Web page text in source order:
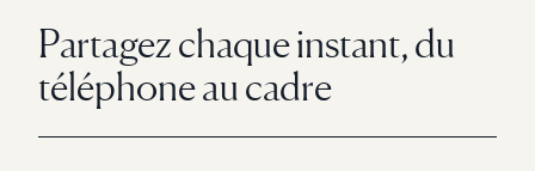
Partagez chaque instant, du
téléphone au cadre